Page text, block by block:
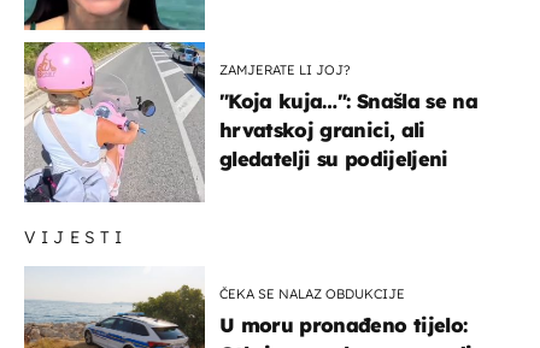
VIJESTI
ČEKA SE NALAZ OBDUKCIJE
U moru pronađeno tijelo:
ZAMJERATE LI JOJ?
"Koja kuja…": Snašla se na
hrvatskoj granici, ali
gledatelji su podijeljeni